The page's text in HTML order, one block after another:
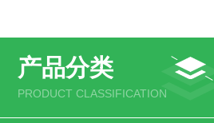
产品分类
PRODUCT CLASSIFICATION